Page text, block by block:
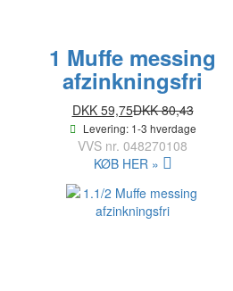
1 Muffe messing
afzinkningsfri
DKK 59,75DKK 80,43
Levering: 1-3 hverdage
VVS nr. 048270108
KØB HER »